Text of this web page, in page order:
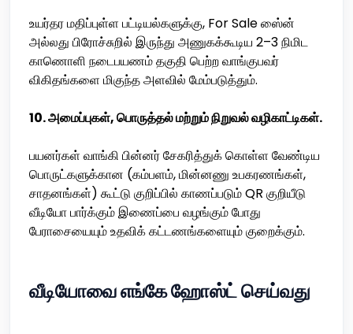
உயர்தர மதிப்புள்ள பட்டியல்களுக்கு, For Sale ஸை்ன்
அல்லது பிரோச்சுறில் இருந்து அணுகக்கூடிய 2–3 நிமிட
காணொளி நடைபயணம் தகுதி பெற்ற வாங்குபவர்
விகிதங்களை மிகுந்த அளவில் மேம்படுத்தும்.
10. அமைப்புகள், பொருத்தல் மற்றும் நிறுவல் வழிகாட்டிகள்.
பயனர்கள் வாங்கி பின்னர் சேகரித்துக் கொள்ள வேண்டிய
பொருட்களுக்கான (கம்பளம், மின்னணு உபகரணங்கள்,
சாதனங்கள்) கூட்டு குறிப்பில் காணப்படும் QR குறியீடு
வீடியோ பார்க்கும் இணைப்பை வழங்கும் போது
பேராசையையும் உதவிக் கட்டணங்களையும் குறைக்கும்.
வீடியோவை எங்கே ஹோஸ்ட் செய்வது